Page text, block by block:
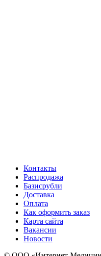
Контакты
Распродажа
Базисрубли
Доставка
Оплата
Как оформить заказ
Карта сайта
Вакансии
Новости